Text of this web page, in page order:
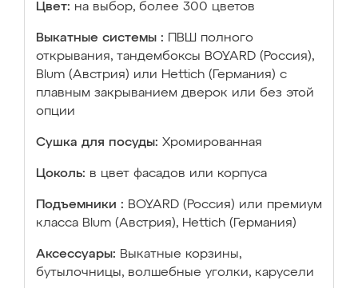
Цвет: на выбор, более 300 цветов
Выкатные системы :
ПВШ полного
открывания, тандембоксы BOYARD (Россия),
Blum (Австрия) или Hettich (Германия) с
плавным закрыванием дверок или без этой
опции
Сушка для посуды: Хромированная
Цоколь: в цвет фасадов или корпуса
Подъемники : BOYARD (Россия) или премиум
класса Blum (Австрия), Hettich (Германия)
Аксессуары: Выкатные корзины,
бутылочницы, волшебные уголки, карусели